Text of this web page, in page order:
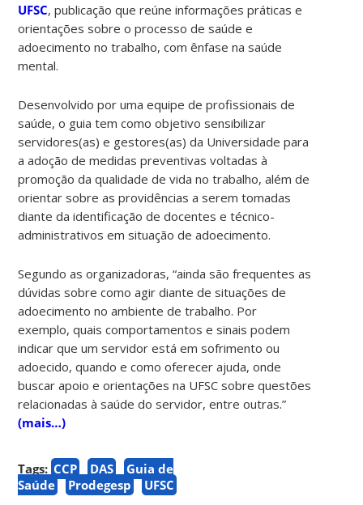
UFSC, publicação que reúne informações práticas e
orientações sobre o processo de saúde e
adoecimento no trabalho, com ênfase na saúde
mental.
Desenvolvido por uma equipe de profissionais de
saúde, o guia tem como objetivo sensibilizar
servidores(as) e gestores(as) da Universidade para
a adoção de medidas preventivas voltadas à
promoção da qualidade de vida no trabalho, além de
orientar sobre as providências a serem tomadas
diante da identificação de docentes e técnico-
administrativos em situação de adoecimento.
Segundo as organizadoras, “ainda são frequentes as
dúvidas sobre como agir diante de situações de
adoecimento no ambiente de trabalho. Por
exemplo, quais comportamentos e sinais podem
indicar que um servidor está em sofrimento ou
adoecido, quando e como oferecer ajuda, onde
buscar apoio e orientações na UFSC sobre questões
relacionadas à saúde do servidor, entre outras.”
(mais…)
Tags: CCP DAS
Guia de
Saúde
Prodegesp UFSC